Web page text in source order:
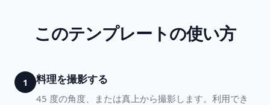
このテンプレートの使い方
1 料理を撮影する
45 度の角度、または真上から撮影します。利用でき